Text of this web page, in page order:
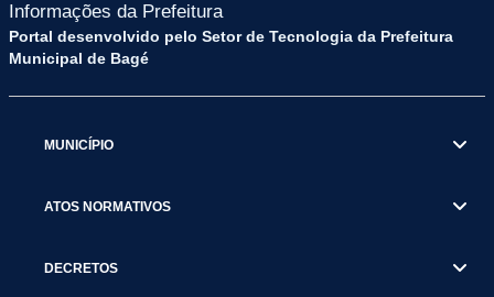
Informações da Prefeitura
Portal desenvolvido pelo Setor de Tecnologia da Prefeitura
Municipal de Bagé
MUNICÍPIO
ATOS NORMATIVOS
DECRETOS